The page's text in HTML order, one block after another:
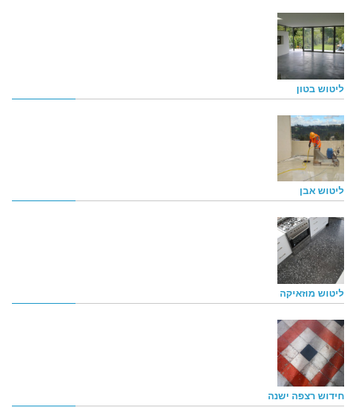
ליטוש בטון
ליטוש אבן
ליטוש מוזאיקה
חידוש רצפה ישנה